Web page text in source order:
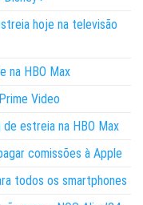
hoje na televisão
na HBO Max
Video
estreia na HBO Max
comissões à Apple
todos os smartphones